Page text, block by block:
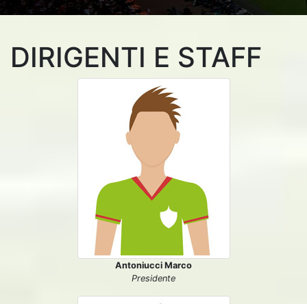
DIRIGENTI E STAFF
Antoniucci Marco
Presidente